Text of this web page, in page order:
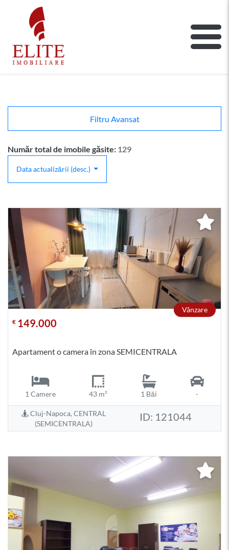
ELITE IMOBILIARE
Main Nav
Filtru Avansat
Număr total de imobile găsite: 129
Data actualizării (desc.)
Vânzare
€ 149.000
Apartament o camera în zona SEMICENTRALA
1 Camere 43 m² 1 Băi -
Cluj-Napoca, CENTRAL
(SEMICENTRALA)
ID: 121044